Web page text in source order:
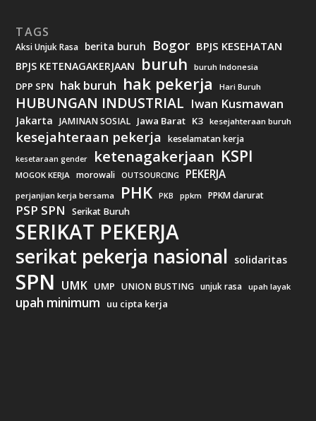
TAGS
Aksi Unjuk Rasa berita buruh Bogor BPJS KESEHATAN
BPJS KETENAGAKERJAAN buruh buruh Indonesia
DPP SPN hak buruh hak pekerja Hari Buruh
HUBUNGAN INDUSTRIAL Iwan Kusmawan
Jakarta JAMINAN SOSIAL Jawa Barat K3 kesejahteraan buruh
kesejahteraan pekerja keselamatan kerja
kesetaraan gender ketenagakerjaan KSPI
MOGOK KERJA morowali OUTSOURCING PEKERJA
perjanjian kerja bersama PHK PKB ppkm PPKM darurat
PSP SPN Serikat Buruh
SERIKAT PEKERJA
serikat pekerja nasional solidaritas
SPN UMK UMP UNION BUSTING unjuk rasa upah layak
upah minimum uu cipta kerja